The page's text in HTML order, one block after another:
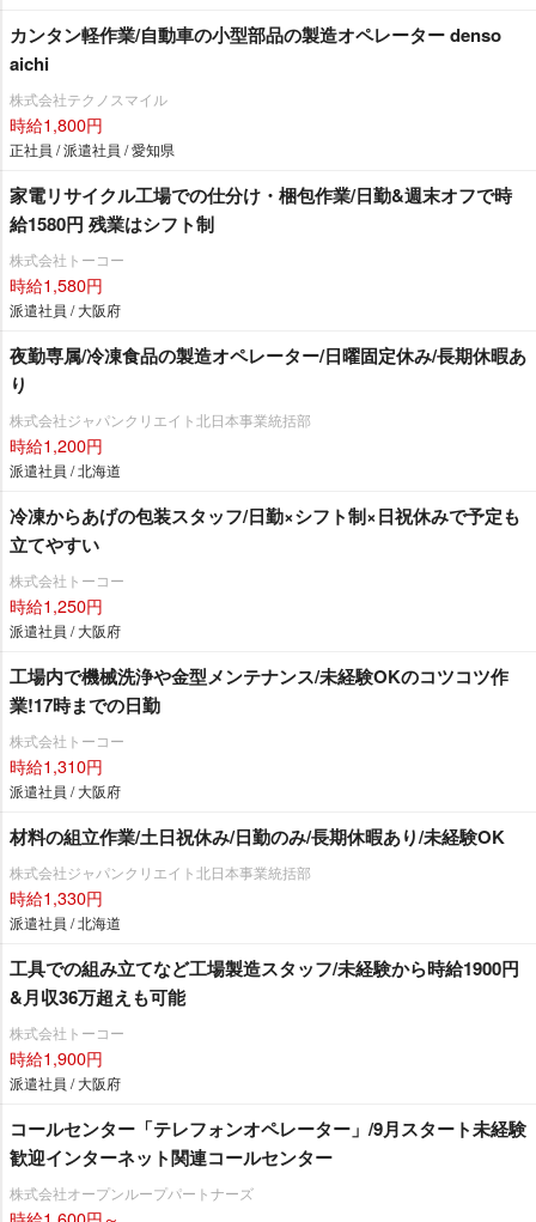
カンタン軽作業/自動車の小型部品の製造オペレーター denso
aichi
株式会社テクノスマイル
時給1,800円
正社員 / 派遣社員 / 愛知県
家電リサイクル工場での仕分け・梱包作業/日勤&週末オフで時
給1580円 残業はシフト制
株式会社トーコー
時給1,580円
派遣社員 / 大阪府
夜勤専属/冷凍食品の製造オペレーター/日曜固定休み/長期休暇あ
り
株式会社ジャパンクリエイト北日本事業統括部
時給1,200円
派遣社員 / 北海道
冷凍からあげの包装スタッフ/日勤×シフト制×日祝休みで予定も
立てやすい
株式会社トーコー
時給1,250円
派遣社員 / 大阪府
工場内で機械洗浄や金型メンテナンス/未経験OKのコツコツ作
業!17時までの日勤
株式会社トーコー
時給1,310円
派遣社員 / 大阪府
材料の組立作業/土日祝休み/日勤のみ/長期休暇あり/未経験OK
株式会社ジャパンクリエイト北日本事業統括部
時給1,330円
派遣社員 / 北海道
工具での組み立てなど工場製造スタッフ/未経験から時給1900円
&月収36万超えも可能
株式会社トーコー
時給1,900円
派遣社員 / 大阪府
コールセンター「テレフォンオペレーター」/9月スタート未経験
歓迎インターネット関連コールセンター
株式会社オープンループパートナーズ